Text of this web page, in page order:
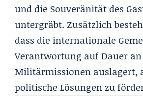
und die Souveränität des
untergräbt. Zusätzlich
dass die internationale
Verantwortung auf Dauer an
Militärmissionen auslagert,
politische Lösungen zu